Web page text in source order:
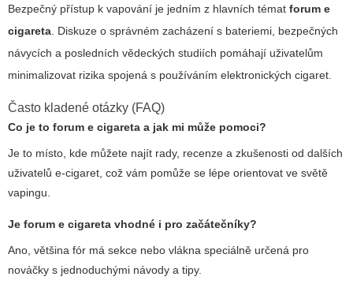
Bezpečný přístup k vapování je jedním z hlavních témat forum e
cigareta. Diskuze o správném zacházení s bateriemi, bezpečných
návycích a posledních vědeckých studiích pomáhají uživatelům
minimalizovat rizika spojená s používáním elektronických cigaret.
Často kladené otázky (FAQ)
Co je to forum e cigareta a jak mi může pomoci?
Je to místo, kde můžete najít rady, recenze a zkušenosti od dalších
uživatelů e-cigaret, což vám pomůže se lépe orientovat ve světě
vapingu.
Je forum e cigareta vhodné i pro začátečníky?
Ano, většina fór má sekce nebo vlákna speciálně určená pro
nováčky s jednoduchými návody a tipy.